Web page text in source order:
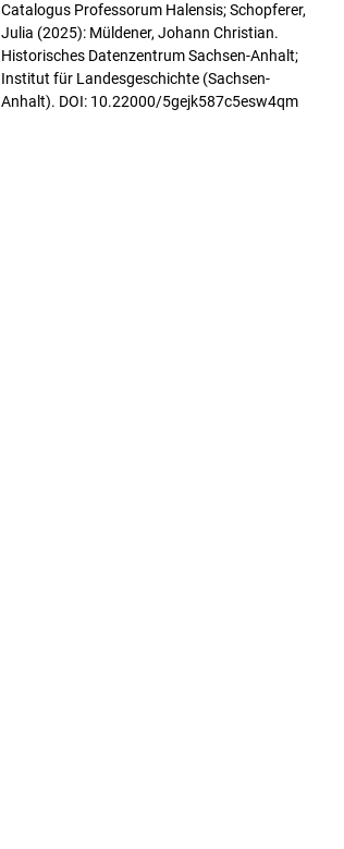
Catalogus Professorum Halensis; Schopferer,
Julia (2025): Müldener, Johann Christian.
Historisches Datenzentrum Sachsen-Anhalt;
Institut für Landesgeschichte (Sachsen-
Anhalt). DOI: 10.22000/5gejk587c5esw4qm